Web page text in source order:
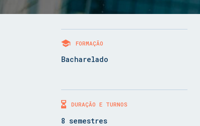
FORMAÇÃO
Bacharelado
DURAÇÃO E TURNOS
8 semestres